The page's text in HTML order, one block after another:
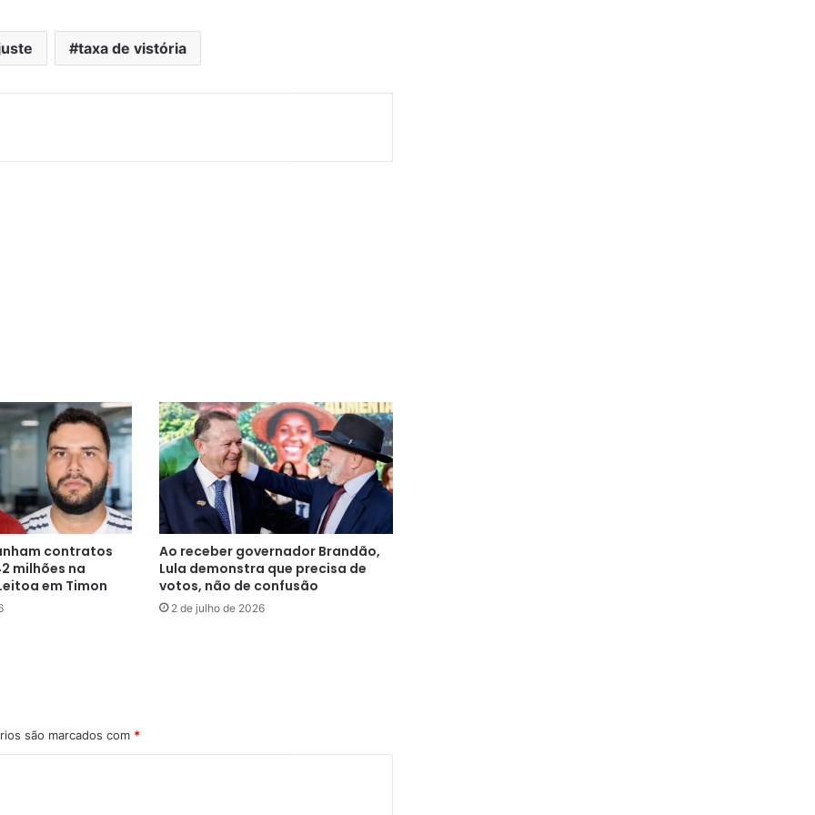
taxa de vistória
contratos
milhões na
em Timon
Ao receber governador Brandão,
Lula demonstra que precisa de
votos, não de confusão
2 de julho de 2026
são marcados com *